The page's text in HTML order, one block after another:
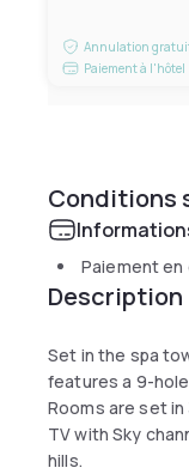
Annulation
Paiement à l'hôtel
Conditions
Paiement
Description
Set in the spa
features a 9-
Rooms are set
TV with Sky
hills.